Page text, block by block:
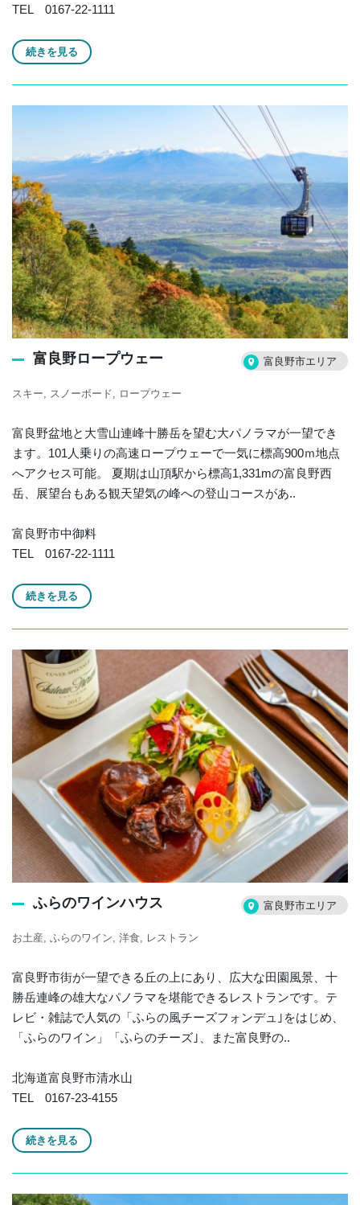
TEL 0167-22-1111
続きを見る
富良野ロープウェー 富良野市エリア
スキー スノーボード ロープウェー
富良野盆地と大雪山連峰十勝岳を望む大パノラマが一望でき
ます。101人乗りの高速ロープウェーで一気に標高900ｍ地点
へアクセス可能。 夏期は山頂駅から標高1,331mの富良野西
岳、展望台もある観天望気の峰への登山コースがあ..
富良野市中御料
TEL 0167-22-1111
続きを見る
ふらのワインハウス 富良野市エリア
お土産 ふらのワイン 洋食 レストラン
富良野市街が一望できる丘の上にあり、広大な田園風景、十
勝岳連峰の雄大なパノラマを堪能できるレストランです。テ
レビ・雑誌で人気の「ふらの風チーズフォンデュ｣をはじめ、
「ふらのワイン」「ふらのチーズ｣、また富良野の..
北海道富良野市清水山
TEL 0167-23-4155
続きを見る